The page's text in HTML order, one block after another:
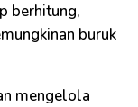
berhitung,
buruk
mengelola